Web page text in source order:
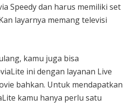
Speedy dan harus memiliki set
layarnya memang televisi
kamu juga bisa
ini dengan layanan Live
bahkan. Untuk mendapatkan
kamu hanya perlu satu